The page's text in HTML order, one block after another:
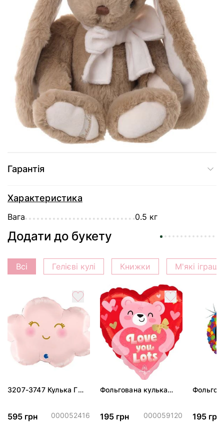
Додати до кошика
Купити в один клік
Доставка
Гарантія
Характеристика
Вага 0.5 кг
Додати до букету
Всі Гелієві кулі Книжки М'які
3207-3747 Кулька Г
595 грн 000052416
Фольгована кулька
195 грн 000059120 195 грн